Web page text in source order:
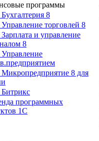
программы
8
Управление торговлей 8
и управление
8
Управление
8 для
Битрикс
программных
1С